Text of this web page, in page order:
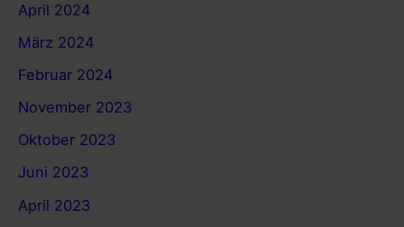
April 2024
März 2024
Februar 2024
November 2023
Oktober 2023
Juni 2023
April 2023